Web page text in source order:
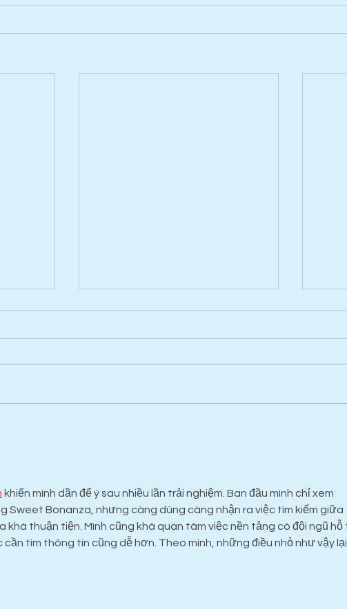
Summer season is here!
khiến mình dần để ý sau nhiều lần trải nghiệm. Ban đầu mình chỉ xem
Sweet Bonanza, nhưng càng dùng càng nhận ra việc tìm kiếm giữa
khá thuận tiện. Mình cũng khá quan tâm việc nền tảng có đội ngũ hỗ
cần tìm thông tin cũng dễ hơn. Theo mình, những điều nhỏ như vậy lại